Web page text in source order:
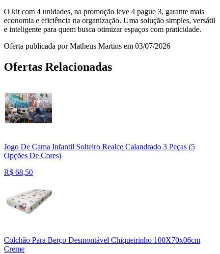
O kit com 4 unidades, na promoção leve 4 pague 3, garante mais
economia e eficiência na organização. Uma solução simples, versátil
e inteligente para quem busca otimizar espaços com praticidade.
Oferta publicada por Matheus Martins em 03/07/2026
Ofertas Relacionadas
Jogo De Cama Infantil Solteiro Realce Calandrado 3 Peças (5
Opções De Cores)
R$ 68,50
Colchão Para Berço Desmontável Chiqueirinho 100X70x06cm
Creme